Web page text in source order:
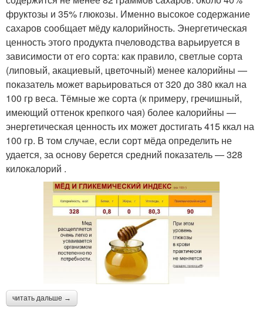
фруктозы и 35% глюкозы. Именно высокое содержание
сахаров сообщает мёду калорийность. Энергетическая
ценность этого продукта пчеловодства варьируется в
зависимости от его сорта: как правило, светлые сорта
(липовый, акациевый, цветочный) менее калорийны —
показатель может варьироваться от 320 до 380 ккал на
100 гр веса. Тёмные же сорта (к примеру, гречишный,
имеющий оттенок крепкого чая) более калорийны —
энергетическая ценность их может достигать 415 ккал на
100 гр. В том случае, если сорт мёда определить не
удается, за основу берется средний показатель — 328
килокалорий .
читать дальше →